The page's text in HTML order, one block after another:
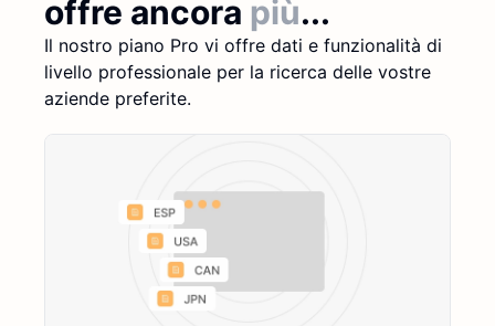
offre ancora più...
Il nostro piano Pro vi offre dati e funzionalità di
livello professionale per la ricerca delle vostre
aziende preferite.